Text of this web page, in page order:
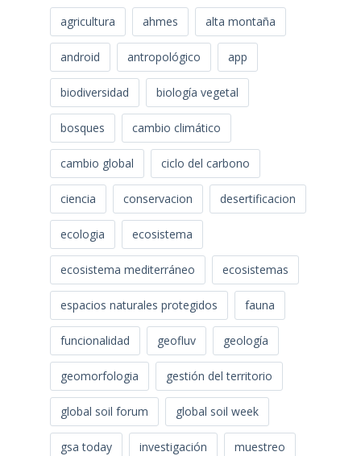
agricultura ahmes alta montaña
android antropológico app
biodiversidad biología vegetal
bosques cambio climático
cambio global ciclo del carbono
ciencia conservacion desertificacion
ecologia ecosistema
ecosistema mediterráneo ecosistemas
espacios naturales protegidos fauna
funcionalidad geofluv geología
geomorfologia gestión del territorio
global soil forum global soil week
gsa today investigación muestreo